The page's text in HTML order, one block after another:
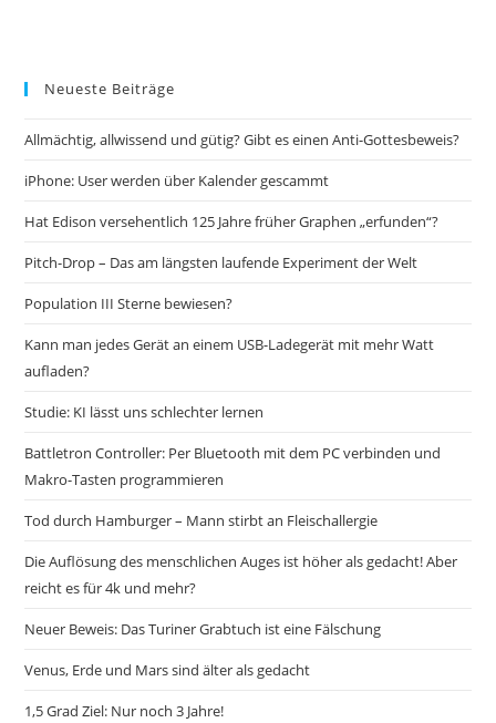
Neueste Beiträge
Allmächtig, allwissend und gütig? Gibt es einen Anti-Gottesbeweis?
iPhone: User werden über Kalender gescammt
Hat Edison versehentlich 125 Jahre früher Graphen „erfunden“?
Pitch-Drop – Das am längsten laufende Experiment der Welt
Population III Sterne bewiesen?
Kann man jedes Gerät an einem USB-Ladegerät mit mehr Watt
aufladen?
Studie: KI lässt uns schlechter lernen
Battletron Controller: Per Bluetooth mit dem PC verbinden und
Makro-Tasten programmieren
Tod durch Hamburger – Mann stirbt an Fleischallergie
Die Auflösung des menschlichen Auges ist höher als gedacht! Aber
reicht es für 4k und mehr?
Neuer Beweis: Das Turiner Grabtuch ist eine Fälschung
Venus, Erde und Mars sind älter als gedacht
1,5 Grad Ziel: Nur noch 3 Jahre!